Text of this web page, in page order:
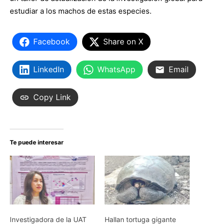
estudiar a los machos de estas especies.
Facebook Share on X
LinkedIn WhatsApp Email
Copy Link
Te puede interesar
Investigadora de la UAT
Hallan tortuga gigante